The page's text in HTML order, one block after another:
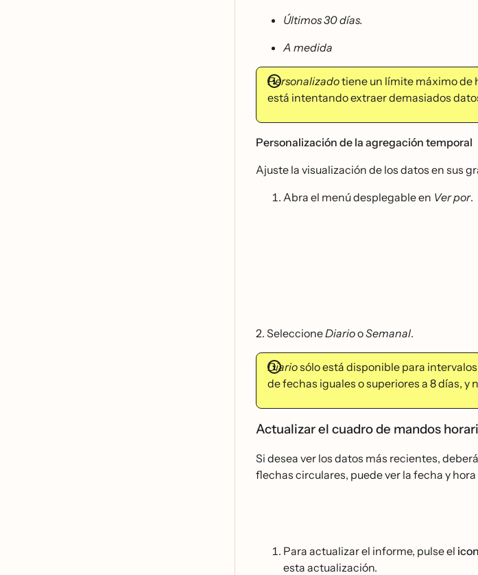
Últimos 30 días.
A medida
Personalizadotiene un límite máximo de
está intentando extraer demasiados
Personalización de la agregación temporal
Ajuste la visualización de los datos en sus
Abra el menú desplegable en Ver por.
2. SeleccioneDiariooSemanal.
Diariosólo está disponible para
de fechas iguales o superiores a 8 días, y
Actualizar el cuadro de mandos
Si desea ver los datos más recientes,
flechas circulares, puede ver la fecha y
Para actualizar el informe, pulse el
esta actualización.